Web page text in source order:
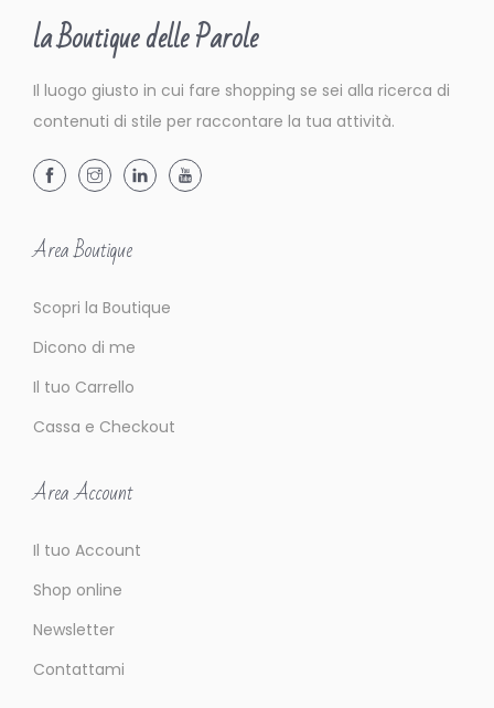
la Boutique delle Parole
Il luogo giusto in cui fare shopping se sei alla ricerca di
contenuti di stile per raccontare la tua attività.
Area Boutique
Scopri la Boutique
Dicono di me
Il tuo Carrello
Cassa e Checkout
Area Account
Il tuo Account
Shop online
Newsletter
Contattami